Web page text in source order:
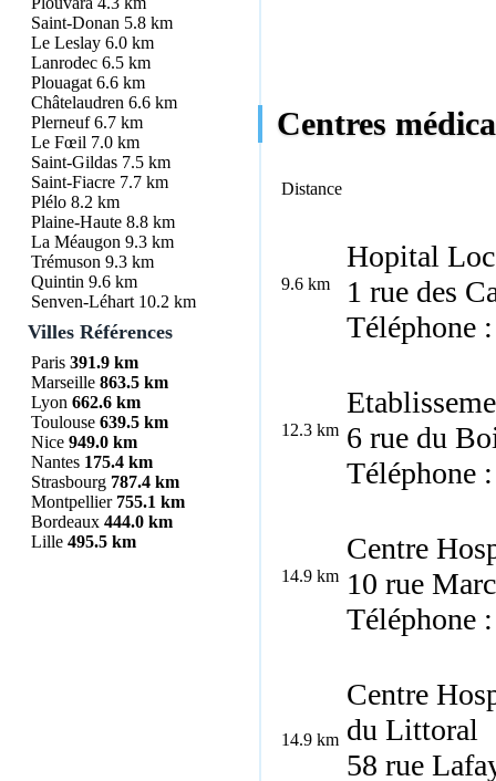
Saint-Donan 5.8 km
Le Leslay6.0 km
Lanrodec6.5 km
Plouagat6.6 km
Châtelaudren 6.6 km
Plerneuf6.7 km
Le Fœil 7.0 km
Saint-Gildas7.5 km
Saint-Fiacre7.7 km
Plélo8.2 km
Plaine-Haute8.8 km
La Méaugon 9.3 km
Trémuson 9.3 km
Quintin 9.6 km
Senven-Léhart10.2 km
Villes Références
Paris 391.9 km
Marseille 863.5 km
Lyon 662.6 km
Toulouse 639.5 km
Nice 949.0 km
Nantes 175.4 km
Strasbourg 787.4 km
Montpellier 755.1 km
Bordeaux 444.0 km
Lille 495.5 km
Centres
Distance
9.6 km
Hopital
1 rue des
Téléphone
12.3 km 6 rue du
Téléphone
14.9 km
Centre
10 rue
Téléphone
14.9 km
Centre
du Littoral
58 rue